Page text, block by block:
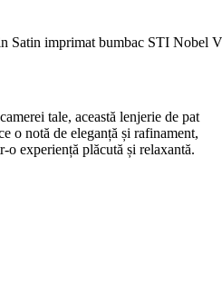
Satin imprimat bumbac STI Nobel
tale, această lenjerie de pat
o notă de eleganță și rafinament,
o experiență plăcută și relaxantă.